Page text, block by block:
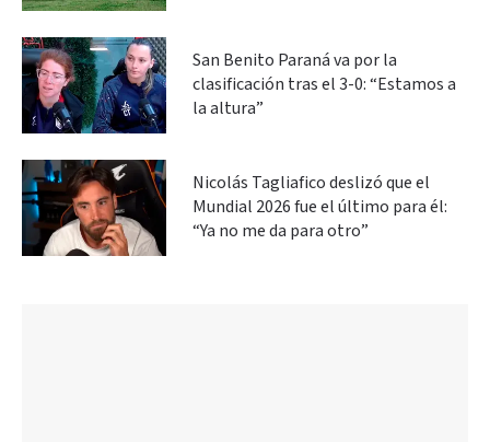
San Benito Paraná va por la
clasificación tras el 3-0: “Estamos a
la altura”
Nicolás Tagliafico deslizó que el
Mundial 2026 fue el último para él:
“Ya no me da para otro”